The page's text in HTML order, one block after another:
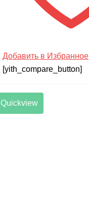
Добавить в Избранное
[yith_compare_button]
Quickview